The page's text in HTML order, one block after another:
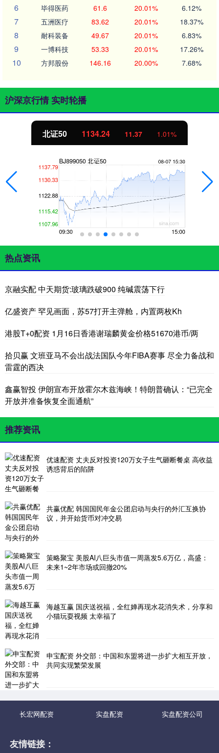
6 毕得医药 61.6 20.01% 6.12%
7 五洲医疗 83.62 20.01% 18.37%
8 耐科装备 49.67 20.01% 6.83%
9 一博科技 53.33 20.01% 17.26%
10 方邦股份 146.16 20.00% 7.68%
沪深京行情 实时轮播
北证50 1134.24 11.37 1.01%
热点资讯
京融实配 中天期货:玻璃跌破900 纯碱震荡下行
亿盛资产 罕见画面，苏57打开主弹舱，内置两枚Kh
港股T+0配资 1月16日香港谢瑞麟黄金价格51670港币/两
拾贝赢 文班亚马不会出战法国队今年FIBA赛事 尽全力备战和
雷霆的西决
鑫赢智投 伊朗宣布开放霍尔木兹海峡！特朗普确认：“已完全
开放并准备恢复全面通航”
推荐资讯
优速配资 丈夫反对投资120万女子生气砸断餐桌 高收益
诱惑背后的陷阱
共赢优配 韩国国民年金公团启动与央行的外汇互换协
议，并开始货币对冲交易
策略聚宝 美股AI八巨头市值一周蒸发5.6万亿，高盛：
未来1~2年市场或回撤20%
海越互赢 国庆送祝福，全红婵再现水花消失术，分享和
小猫玩耍视频 太幸福了
申宝配资 外交部：中国和东盟将进一步扩大相互开放，
共同实现繁荣发展
长宏网配资 实盘配资 实盘配资公司
友情链接：